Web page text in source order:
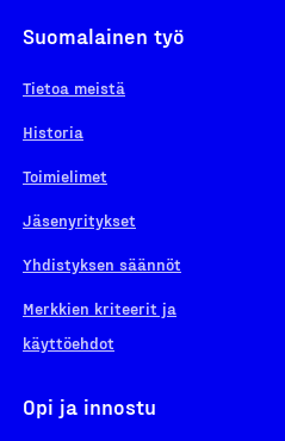
Suomalainen työ
Tietoa meistä
Historia
Toimielimet
Jäsenyritykset
Yhdistyksen säännöt
Merkkien kriteerit ja
käyttöehdot
Opi ja innostu